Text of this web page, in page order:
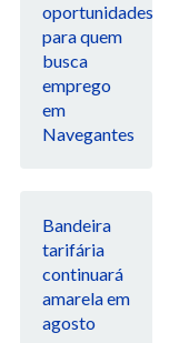
oportunidades
para quem
busca
emprego
em
Navegantes
Bandeira
tarifária
continuará
amarela em
agosto